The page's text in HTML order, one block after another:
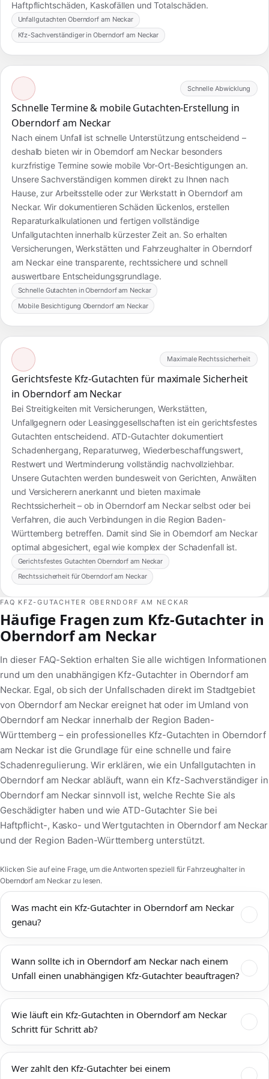
Haftpflichtschäden, Kaskofällen und Totalschäden.
Unfallgutachten Oberndorf am Neckar
Kfz-Sachverständiger in Oberndorf am Neckar
Schnelle Abwicklung
Schnelle Termine & mobile Gutachten-Erstellung in
Oberndorf am Neckar
Nach einem Unfall ist schnelle Unterstützung entscheidend –
deshalb bieten wir in Oberndorf am Neckar besonders
kurzfristige Termine sowie mobile Vor-Ort-Besichtigungen an.
Unsere Sachverständigen kommen direkt zu Ihnen nach
Hause, zur Arbeitsstelle oder zur Werkstatt in Oberndorf am
Neckar. Wir dokumentieren Schäden lückenlos, erstellen
Reparaturkalkulationen und fertigen vollständige
Unfallgutachten innerhalb kürzester Zeit an. So erhalten
Versicherungen, Werkstätten und Fahrzeughalter in Oberndorf
am Neckar eine transparente, rechtssichere und schnell
auswertbare Entscheidungsgrundlage.
Schnelle Gutachten in Oberndorf am Neckar
Mobile Besichtigung Oberndorf am Neckar
Maximale Rechtssicherheit
Gerichtsfeste Kfz-Gutachten für maximale Sicherheit
in Oberndorf am Neckar
Bei Streitigkeiten mit Versicherungen, Werkstätten,
Unfallgegnern oder Leasinggesellschaften ist ein gerichtsfestes
Gutachten entscheidend. ATD-Gutachter dokumentiert
Schadenhergang, Reparaturweg, Wiederbeschaffungswert,
Restwert und Wertminderung vollständig nachvollziehbar.
Unsere Gutachten werden bundesweit von Gerichten, Anwälten
und Versicherern anerkannt und bieten maximale
Rechtssicherheit – ob in Oberndorf am Neckar selbst oder bei
Verfahren, die auch Verbindungen in die Region Baden-
Württemberg betreffen. Damit sind Sie in Oberndorf am Neckar
optimal abgesichert, egal wie komplex der Schadenfall ist.
Gerichtsfestes Gutachten Oberndorf am Neckar
Rechtssicherheit für Oberndorf am Neckar
FAQ KFZ-GUTACHTER OBERNDORF AM NECKAR
Häufige Fragen zum Kfz-Gutachter in
Oberndorf am Neckar
In dieser FAQ-Sektion erhalten Sie alle wichtigen Informationen
rund um den unabhängigen Kfz-Gutachter in Oberndorf am
Neckar. Egal, ob sich der Unfallschaden direkt im Stadtgebiet
von Oberndorf am Neckar ereignet hat oder im Umland von
Oberndorf am Neckar innerhalb der Region Baden-
Württemberg – ein professionelles Kfz-Gutachten in Oberndorf
am Neckar ist die Grundlage für eine schnelle und faire
Schadenregulierung. Wir erklären, wie ein Unfallgutachten in
Oberndorf am Neckar abläuft, wann ein Kfz-Sachverständiger in
Oberndorf am Neckar sinnvoll ist, welche Rechte Sie als
Geschädigter haben und wie ATD-Gutachter Sie bei
Haftpflicht-, Kasko- und Wertgutachten in Oberndorf am Neckar
und der Region Baden-Württemberg unterstützt.
Klicken Sie auf eine Frage, um die Antworten speziell für Fahrzeughalter in
Oberndorf am Neckar zu lesen.
Was macht ein Kfz-Gutachter in Oberndorf am Neckar
genau?
Unfallschäden, bewertet den technischen und wirtschaftlichen
Zustand Ihres Fahrzeugs und ermittelt Reparaturkosten,
Wiederbeschaffungswert, Restwert und mögliche
Schadenregulierung. ATD-Gutachter arbeitet unabhängig, ist
nicht an eine Versicherung gebunden und vertritt ausschließlich
Wann sollte ich in Oberndorf am Neckar nach einem
Unfall einen unabhängigen Kfz-Gutachter beauftragen?
Neckar immer dann beauftragen, wenn mehr als ein
offensichtlicher Bagatellschaden vorliegt oder die tatsächliche
Schadenshöhe unklar ist. Das gilt sowohl für Unfälle im
Zufahrtsstraßen, Umgehungen und Autobahnanschlüssen rund
Wie läuft ein Kfz-Gutachten in Oberndorf am Neckar
Schritt für Schritt ab?
Fahrzeugs direkt in Oberndorf am Neckar – auf Wunsch bei
Wer zahlt den Kfz-Gutachter bei einem